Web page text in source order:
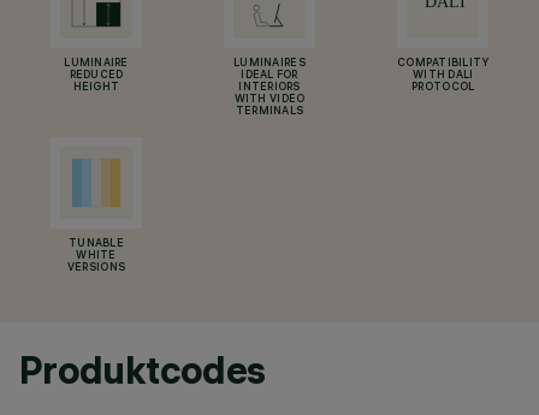
LUMINAIRE
REDUCED
HEIGHT
LUMINAIRES
IDEAL FOR
INTERIORS
WITH VIDEO
TERMINALS
COMPATIBILITY
WITH DALI
PROTOCOL
TUNABLE
WHITE
VERSIONS
Produktcodes